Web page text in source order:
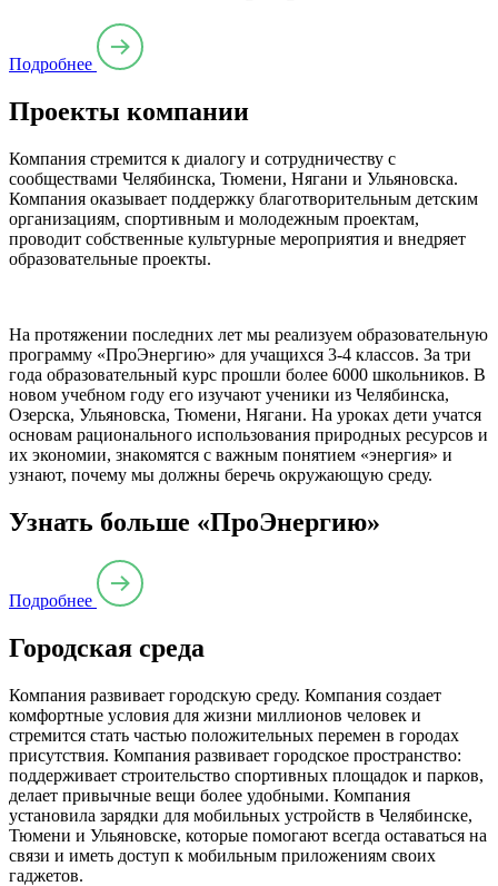
Подробнее
Проекты компании
Компания стремится к диалогу и сотрудничеству с
сообществами Челябинска, Тюмени, Нягани и Ульяновска.
Компания оказывает поддержку благотворительным детским
организациям, спортивным и молодежным проектам,
проводит собственные культурные мероприятия и внедряет
образовательные проекты.
На протяжении последних лет мы реализуем образовательную
программу «ПроЭнергию» для учащихся 3-4 классов. За три
года образовательный курс прошли более 6000 школьников. В
новом учебном году его изучают ученики из Челябинска,
Озерска, Ульяновска, Тюмени, Нягани. На уроках дети учатся
основам рационального использования природных ресурсов и
их экономии, знакомятся с важным понятием «энергия» и
узнают, почему мы должны беречь окружающую среду.
Узнать больше «ПроЭнергию»
Подробнее
Городская среда
Компания развивает городскую среду. Компания создает
комфортные условия для жизни миллионов человек и
стремится стать частью положительных перемен в городах
присутствия. Компания развивает городское пространство:
поддерживает строительство спортивных площадок и парков,
делает привычные вещи более удобными. Компания
установила зарядки для мобильных устройств в Челябинске,
Тюмени и Ульяновске, которые помогают всегда оставаться на
связи и иметь доступ к мобильным приложениям своих
гаджетов.